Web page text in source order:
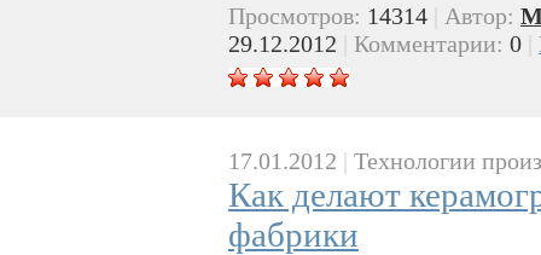
Просмотров: 14314 Автор:
29.12.2012
Комментарии: 0
17.01.2012 | Технологии
Как делают
фабрики